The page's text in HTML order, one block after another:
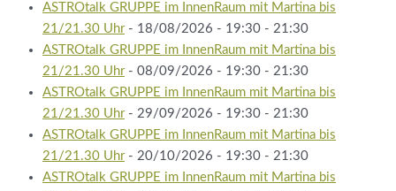
ASTROtalk GRUPPE im InnenRaum mit Martina bis
21/21.30 Uhr- 18/08/2026 - 19:30 - 21:30
ASTROtalk GRUPPE im InnenRaum mit Martina bis
21/21.30 Uhr- 08/09/2026 - 19:30 - 21:30
ASTROtalk GRUPPE im InnenRaum mit Martina bis
21/21.30 Uhr- 29/09/2026 - 19:30 - 21:30
ASTROtalk GRUPPE im InnenRaum mit Martina bis
21/21.30 Uhr- 20/10/2026 - 19:30 - 21:30
ASTROtalk GRUPPE im InnenRaum mit Martina bis